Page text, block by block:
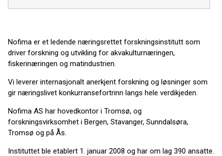
Nofima er et ledende næringsrettet forskningsinstitutt som
driver forskning og utvikling for akvakulturnæringen,
fiskerinæringen og matindustrien.
Vi leverer internasjonalt anerkjent forskning og løsninger som
gir næringslivet konkurransefortrinn langs hele verdikjeden.
Nofima AS har hovedkontor i Tromsø, og
forskningsvirksomhet i Bergen, Stavanger, Sunndalsøra,
Tromsø og på Ås.
Instituttet ble etablert 1. januar 2008 og har om lag 390 ansatte.